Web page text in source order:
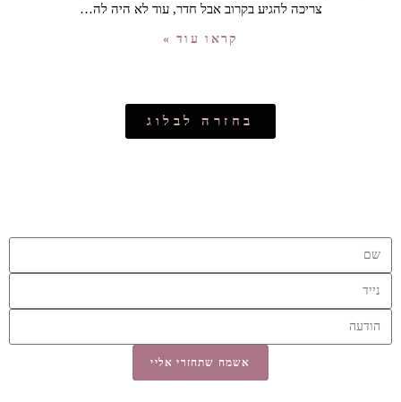
צריכה להגיע בקרוב אבל חדר, עוד לא היה לה…
קראו עוד »
בחזרה לבלוג
אשמח שתחזרי אליי